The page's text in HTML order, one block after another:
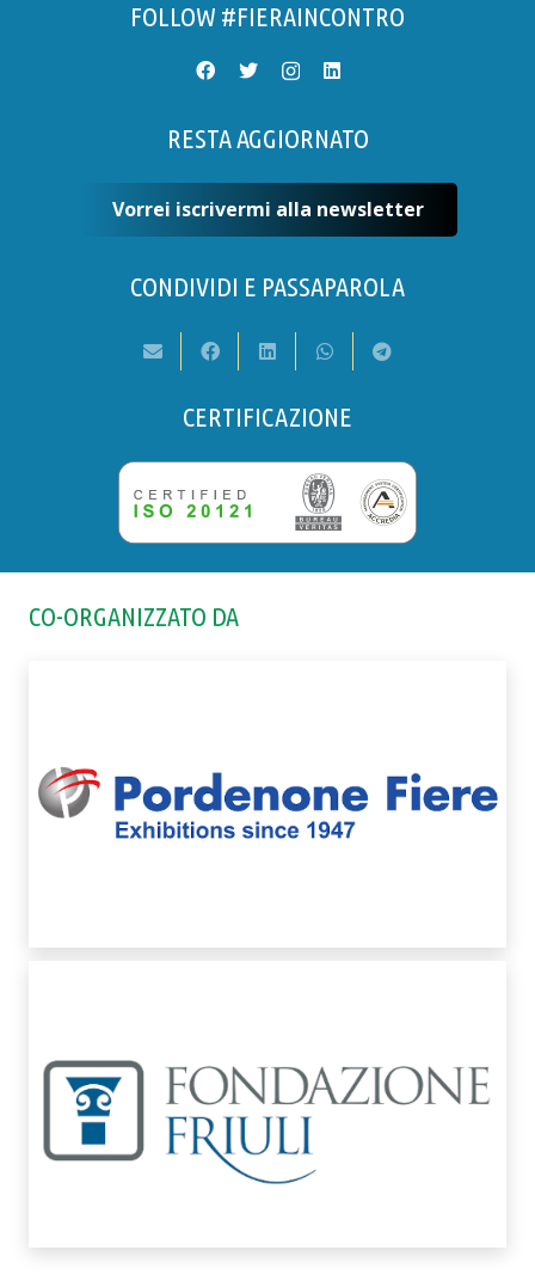
FOLLOW #FIERAINCONTRO
RESTA AGGIORNATO
Vorrei iscrivermi alla newsletter
CONDIVIDI E PASSAPAROLA
CERTIFICAZIONE
CO-ORGANIZZATO DA